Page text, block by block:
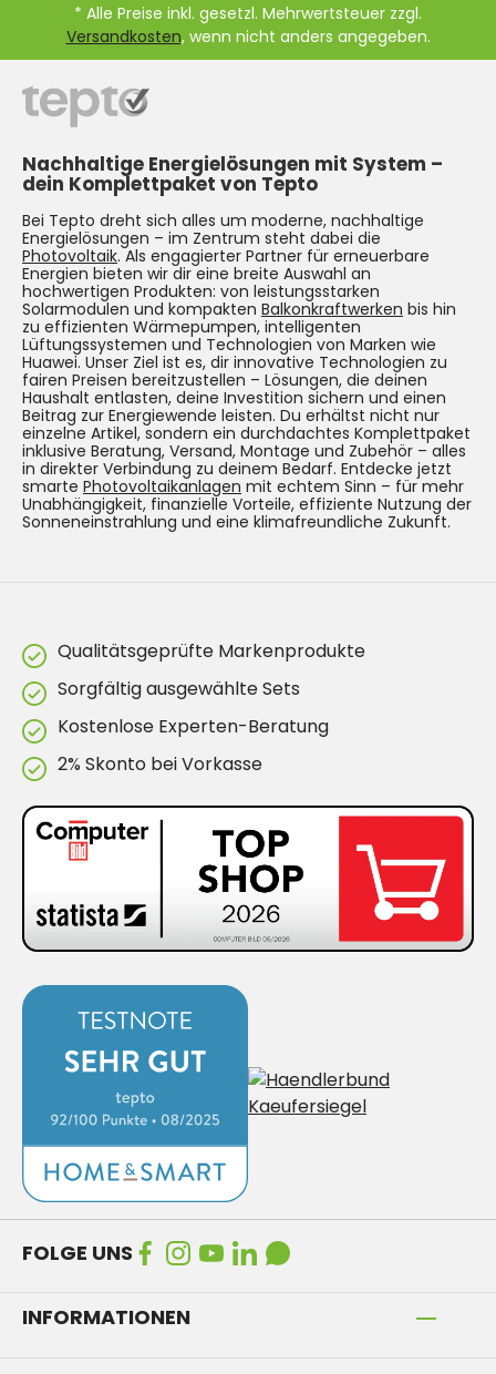
* Alle Preise inkl. gesetzl. Mehrwertsteuer zzgl.
Versandkosten, wenn nicht anders angegeben.
Nachhaltige Energielösungen mit System –
dein Komplettpaket von Tepto
Bei Tepto dreht sich alles um moderne, nachhaltige
Energielösungen – im Zentrum steht dabei die
Photovoltaik. Als engagierter Partner für erneuerbare
Energien bieten wir dir eine breite Auswahl an
hochwertigen Produkten: von leistungsstarken
Solarmodulen und kompakten Balkonkraftwerken bis hin
zu effizienten Wärmepumpen, intelligenten
Lüftungssystemen und Technologien von Marken wie
Huawei. Unser Ziel ist es, dir innovative Technologien zu
fairen Preisen bereitzustellen – Lösungen, die deinen
Haushalt entlasten, deine Investition sichern und einen
Beitrag zur Energiewende leisten. Du erhältst nicht nur
einzelne Artikel, sondern ein durchdachtes Komplettpaket
inklusive Beratung, Versand, Montage und Zubehör – alles
in direkter Verbindung zu deinem Bedarf. Entdecke jetzt
smarte Photovoltaikanlagen mit echtem Sinn – für mehr
Unabhängigkeit, finanzielle Vorteile, effiziente Nutzung der
Sonneneinstrahlung und eine klimafreundliche Zukunft.
Qualitätsgeprüfte Markenprodukte
Sorgfältig ausgewählte Sets
Kostenlose Experten-Beratung
2% Skonto bei Vorkasse
FOLGE UNS
INFORMATIONEN